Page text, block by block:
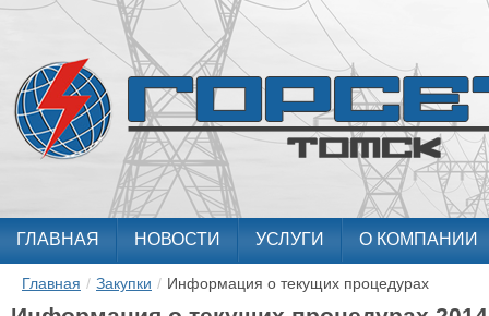
ГЛАВНАЯ НОВОСТИ УСЛУГИ О КОМПАНИИ
Главная / Закупки / Информация о текущих процедурах